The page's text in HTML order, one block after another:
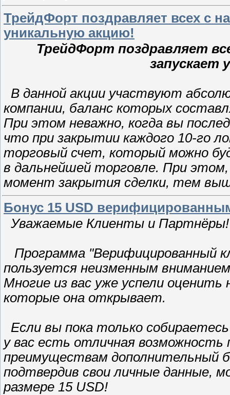
ТрейдФорт поздравляет всех с
уникальную акцию!
ТрейдФорт поздравляет
запускает
В данной акции участвуют
компании, баланс которых
При этом неважно, когда вы
что при закрытии каждого 10-го
торговый счет, который можно
в дальнейшей торговле. При
момент закрытия сделки, тем
Бонус 15 USD
Уважаемые Клиенты и Партнёры!
Программа "Верифицированный
пользуется неизменным
Многие из вас уже успели
которые она открывает.
Если вы пока только
у вас есть отличная
преимуществам дополнительный
подтвердив свои личные данные,
размере 15 USD!